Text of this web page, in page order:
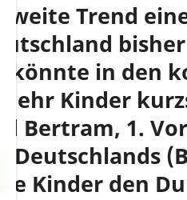
Trend
könnte in den
Kinder
Bertram, 1.
Deutschlands
Kinder den